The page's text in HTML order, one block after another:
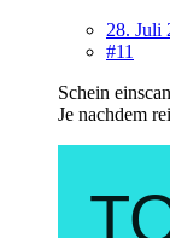
28. Juli
#11
Schein
Je nachdem